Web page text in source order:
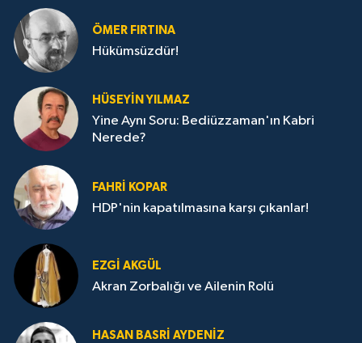
ÖMER FIRTINA
Hükümsüzdür!
HÜSEYIN YILMAZ
Yine Aynı Soru: Bediüzzaman'ın Kabri
Nerede?
FAHRI KOPAR
HDP'nin kapatılmasına karşı çıkanlar!
EZGI AKGÜL
Akran Zorbalığı ve Ailenin Rolü
HASAN BASRI AYDENIZ